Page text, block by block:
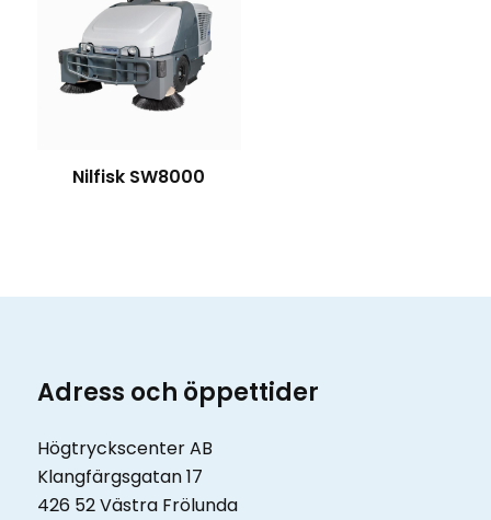
Nilfisk SW8000
Adress och öppettider
Högtryckscenter AB
Klangfärgsgatan 17
426 52 Västra Frölunda